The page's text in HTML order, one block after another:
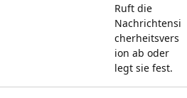
Ruft die
Nachrichtensi
cherheitsvers
ion ab oder
legt sie fest.